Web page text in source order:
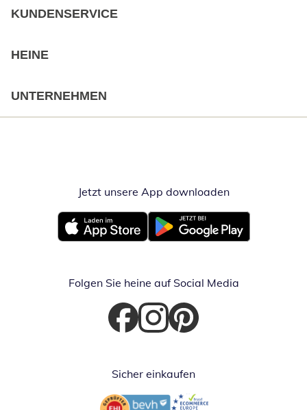
KUNDENSERVICE
HEINE
UNTERNEHMEN
Jetzt unsere App downloadenÖffnet in
Öffnet in neuem FensterÖffnet in neuem Fenster
Folgen Sie heine auf Social Media
Öffnet in neuem Fenster
Öffnet in neuem Fenster
Öffnet in neuem Fenster
Sicher einkaufen